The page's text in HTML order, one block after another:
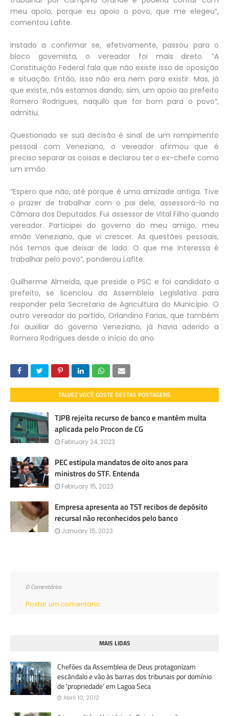
meu apoio, porque eu apoio o povo, que me elegeu”,
comentou Lafite.
Instado a confirmar se, efetivamente, passou para o
bloco governista, o vereador foi mais direto. “A
Constituição Federal fala que não existe isso de oposição
e situação. Então, isso não era nem para existir. Mas, já
que existe, nós estamos dando, sim, um apoio ao prefeito
Romero Rodrigues, naquilo que for bom para o povo”,
admitiu.
Questionado se sua decisão é sinal de um rompimento
pessoal com Veneziano, o vereador afirmou que é
preciso separar as coisas e declarou ter o ex-chefe como
um irmão.
“Espero que não, até porque é uma amizade antiga. Tive
o prazer de trabalhar com o pai dele, assessorá-lo na
Câmara dos Deputados. Fui assessor de Vital Filho quando
vereador. Participei do governo do meu amigo, meu
irmão Veneziano, que vi crescer. As questões pessoais,
nós temos que deixar de lado. O que me interessa é
trabalhar pelo povo”, ponderou Lafite.
Guilherme Almeida, que preside o PSC e foi candidato a
prefeito, se licenciou da Assembleia Legislativa para
responder pela Secretaria de Agricultura do Município. O
outro vereador do partido, Orlandino Farias, que também
foi auxiliar do governo Veneziano, já havia aderido a
Romero Rodrigues desde o início do ano.
TALVEZ VOCÊ GOSTE DESTAS POSTAGENS
TJPB rejeita recurso de banco e mantém multa
aplicada pelo Procon de CG
February 24, 2023
PEC estipula mandatos de oito anos para
ministros do STF. Entenda
February 15, 2023
Empresa apresenta ao TST recibos de depósito
recursal não reconhecidos pelo banco
January 15, 2023
0 Comentários
Postar um comentário
MAIS LIDAS
Chefões da Assembleia de Deus protagonizam
escândalo e vão às barras dos tribunais por domínio
de 'propriedade' em Lagoa Seca
Abril 10, 2012